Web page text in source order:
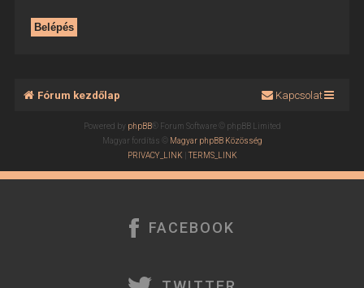
Fórum kezdőlap Kapcsolat
Powered by phpBB® Forum Software © phpBB Limited
Magyar fordítás © Magyar phpBB Közösség
PRIVACY_LINK |TERMS_LINK
FACEBOOK